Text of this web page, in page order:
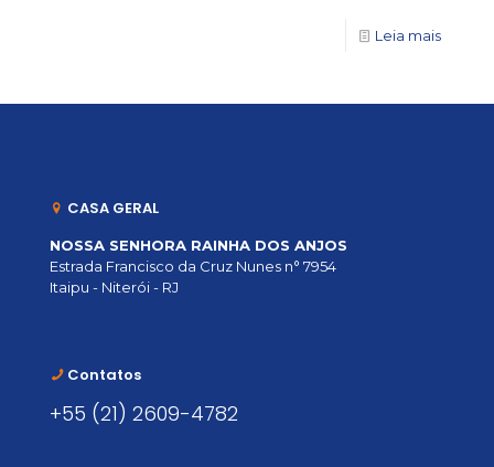
Leia mais
CASA GERAL
NOSSA SENHORA RAINHA DOS ANJOS
Estrada Francisco da Cruz Nunes n° 7954
Itaipu - Niterói - RJ
Contatos
+55 (21) 2609-4782